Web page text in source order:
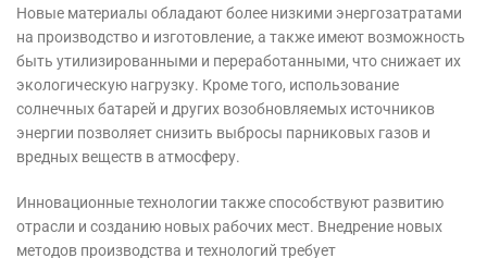
Новые материалы обладают более низкими энергозатратами
на производство и изготовление, а также имеют возможность
быть утилизированными и переработанными, что снижает их
экологическую нагрузку. Кроме того, использование
солнечных батарей и других возобновляемых источников
энергии позволяет снизить выбросы парниковых газов и
вредных веществ в атмосферу.
Инновационные технологии также способствуют развитию
отрасли и созданию новых рабочих мест. Внедрение новых
методов производства и технологий требует